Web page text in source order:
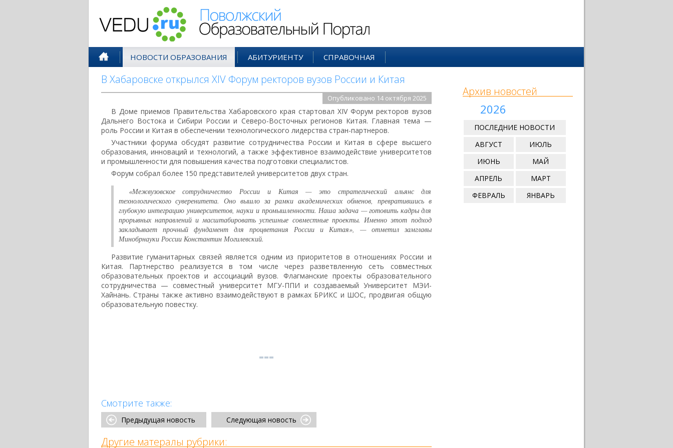
НОВОСТИ ОБРАЗОВАНИЯ АБИТУРИЕНТУ СПРАВОЧНАЯ
В Хабаровске открылся XIV Форум ректоров вузов России и Китая
Опубликовано 14 октября 2025
В Доме приемов Правительства Хабаровского края стартовал XIV Форум ректоров вузов
Дальнего Востока и Сибири России и Северо-Восточных регионов Китая. Главная тема —
роль России и Китая в обеспечении технологического лидерства стран-партнеров.
Участники форума обсудят развитие сотрудничества России и Китая в сфере высшего
образования, инноваций и технологий, а также эффективное взаимодействие университетов
и промышленности для повышения качества подготовки специалистов.
Форум собрал более 150 представителей университетов двух стран.
«Межвузовское сотрудничество России и Китая — это стратегический альянс для
технологического суверенитета. Оно вышло за рамки академических обменов, превратившись в
глубокую интеграцию университетов, науки и промышленности. Наша задача — готовить кадры для
прорывных направлений и масштабировать успешные совместные проекты. Именно этот подход
закладывает прочный фундамент для процветания России и Китая», — отметил замглавы
Минобрнауки России Константин Могилевский.
Развитие гуманитарных связей является одним из приоритетов в отношениях России и
Китая. Партнерство реализуется в том числе через разветвленную сеть совместных
образовательных проектов и ассоциаций вузов. Флагманские проекты образовательного
сотрудничества — совместный университет МГУ-ППИ и создаваемый Университет МЭИ-
Хайнань. Страны также активно взаимодействуют в рамках БРИКС и ШОС, продвигая общую
образовательную повестку.
Смотрите также:
Предыдущая новость Следующая новость
Другие матералы рубрики:
Архив новостей
2026
ПОСЛЕДНИЕ НОВОСТИ
АВГУСТ
ИЮЛЬ
ИЮНЬ
МАЙ
АПРЕЛЬ
МАРТ
ФЕВРАЛЬ
ЯНВАРЬ